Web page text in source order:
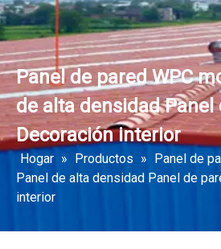
Panel de pared WPC
de alta densidad Panel
Decoración interior
Hogar » Productos » Panel de
Panel de alta densidad Panel de
interior